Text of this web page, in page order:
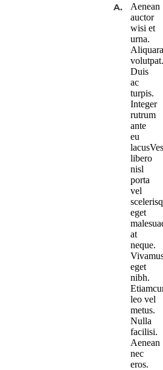
A.
Aenean
auctor
wisi et
urna.
volutpat.
Duis
ac
turpis.
Integer
rutrum
ante
eu
libero
nisl
porta
vel
eget
at
neque.
eget
nibh.
leo vel
metus.
Nulla
facilisi.
Aenean
nec
eros.